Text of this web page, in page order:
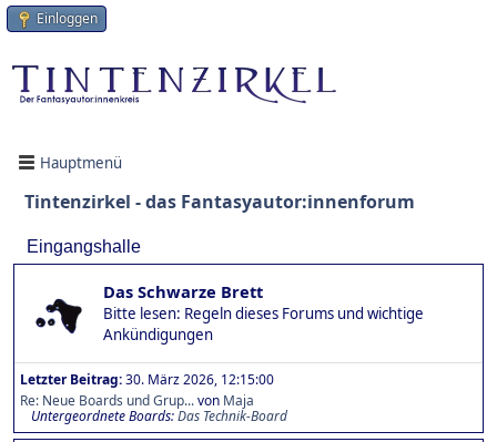
Einloggen
Hauptmenü
Tintenzirkel - das Fantasyautor:innenforum
Eingangshalle
Das Schwarze Brett
Bitte lesen: Regeln dieses Forums und wichtige
Ankündigungen
Letzter Beitrag:30. März 2026, 12:15:00
Re: Neue Boards und Grup...von Maja
Untergeordnete Boards Das Technik-Board